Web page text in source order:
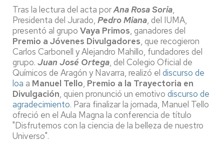
Tras la lectura del acta porAna Rosa Soria,
Presidenta del Jurado, Pedro Miana, del IUMA,
presentó al grupo Vaya Primos, ganadores del
Premio a Jóvenes Divulgadores, que recogieron
Carlos Carbonell y Alejandro Mahillo, fundadores del
grupo. Juan José Ortega, del Colegio Oficial de
Químicos de Aragón y Navarra, realizó el discurso de
loa a Manuel Tello, Premio a la Trayectoria en
Divulgación, quien pronunció un emotivo discurso de
agradecimiento. Para finalizar la jornada, Manuel Tello
ofreció en el Aula Magna la conferencia de título
"Disfrutemos con la ciencia de la belleza de nuestro
Universo".